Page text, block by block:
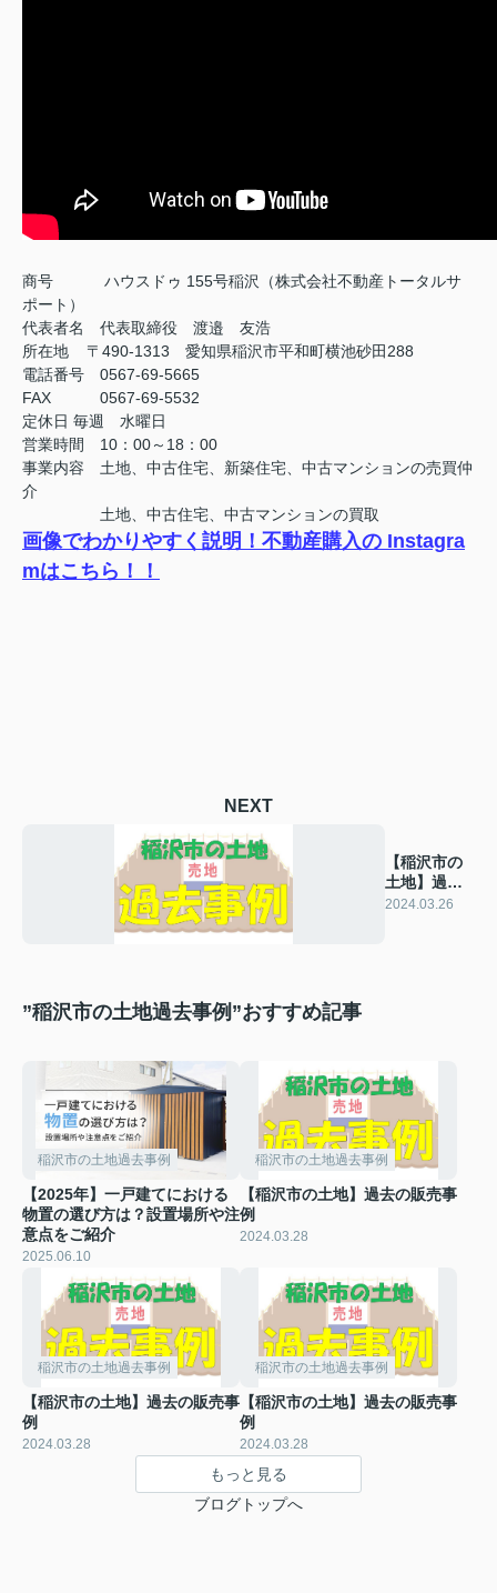
商号
ハウスドゥ 155号稲沢（株式会社不動産トータルサ
ポート）
代表者名 代表取締役 渡邉 友浩
所在地 〒490-1313 愛知県稲沢市平和町横池砂田288
電話番号 0567-69-5665
FAX
0567-69-5532
定休日 毎週 水曜日
営業時間 10：00～18：00
事業内容 土地、中古住宅、新築住宅、中古マンションの売買仲
介
土地、中古住宅、中古マンションの買取
画像でわかりやすく説明！不動産購入の Instagra
mはこちら！！
NEXT
【稲沢市の
土地】過去
の販売事例
2024.03.26
”稲沢市の土地過去事例”おすすめ記事
稲沢市の土地過去事例
【2025年】一戸建てにおける
物置の選び方は？設置場所や注
意点をご紹介
2025.06.10
稲沢市の土地過去事例
【稲沢市の土地】過去の販売事
例
2024.03.28
稲沢市の土地過去事例
【稲沢市の土地】過去の販売事
例
2024.03.28
稲沢市の土地過去事例
【稲沢市の土地】過去の販売事
例
2024.03.28
もっと見る
ブログトップへ